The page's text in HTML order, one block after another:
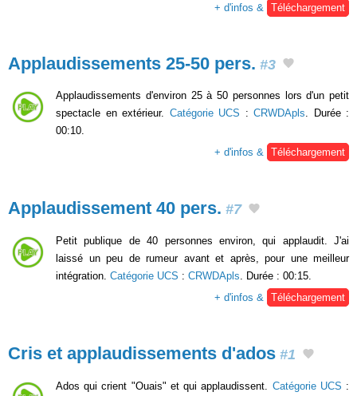
+ d'infos &
Téléchargement
Applaudissements 25-50 pers. #3
Applaudissements d'environ 25 à 50 personnes lors d'un petit
spectacle en extérieur. Catégorie UCS : CRWDApls. Durée :
00:10.
+ d'infos & Téléchargement
Applaudissement 40 pers. #7
Petit publique de 40 personnes environ, qui applaudit. J'ai
laissé un peu de rumeur avant et après, pour une meilleur
intégration. Catégorie UCS : CRWDApls . Durée : 00:15.
+ d'infos &
Téléchargement
Cris et applaudissements d'ados #1
Ados qui crient "Ouais" et qui applaudissent. Catégorie UCS :